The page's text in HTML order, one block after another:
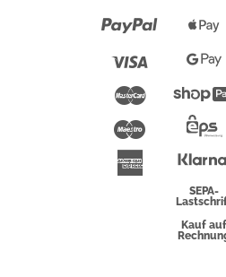
Paypal
Mastercard
Maestro
American
ExpressSEPA-
Kauf auf